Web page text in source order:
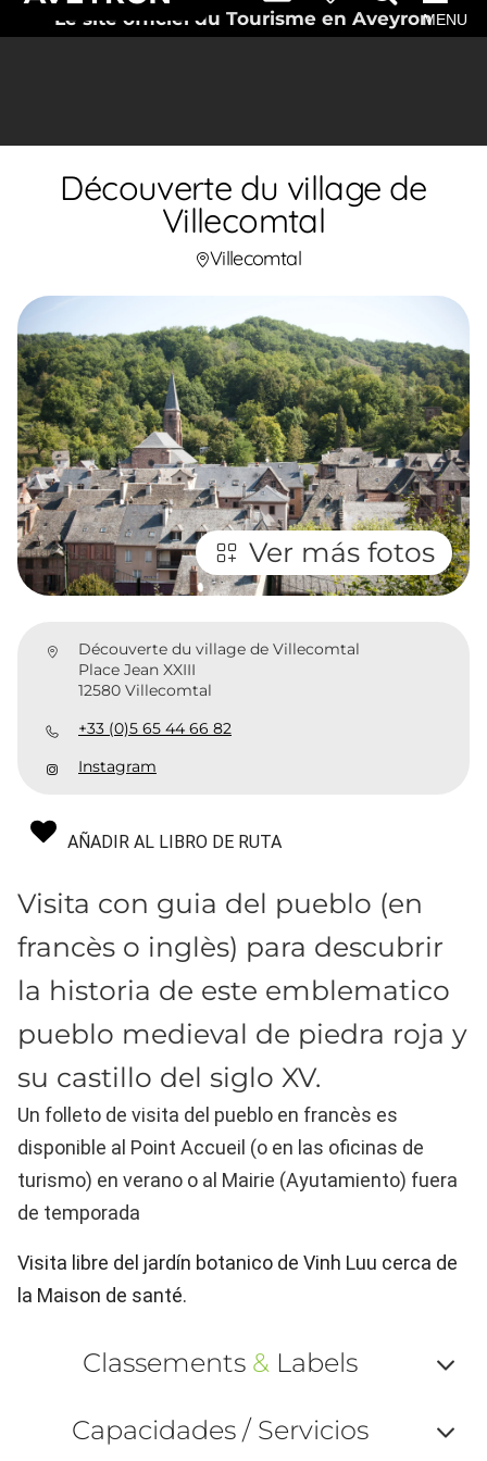
Le site officiel du Tourisme en AveyronMENU
Découverte du village de
Villecomtal
Villecomtal
Ver más fotos
Découverte du village de Villecomtal
Place Jean XXIII
12580 Villecomtal
+33 (0)5 65 44 66 82
Instagram
AÑADIR AL LIBRO DE RUTA
Visita con guia del pueblo (en
francès o inglès) para descubrir
la historia de este emblematico
pueblo medieval de piedra roja y
su castillo del siglo XV.
Un folleto de visita del pueblo en francès es
disponible al Point Accueil (o en las oficinas de
turismo) en verano o al Mairie (Ayutamiento) fuera
de temporada
Visita libre del jardín botanico de Vinh Luu cerca de
la Maison de santé.
Classements &Labels
ou
Capacidades / Servicios